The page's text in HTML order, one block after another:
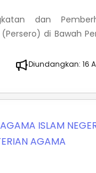
dan
di Bawah
Diundangkan:16
ISLAM
AGAMA